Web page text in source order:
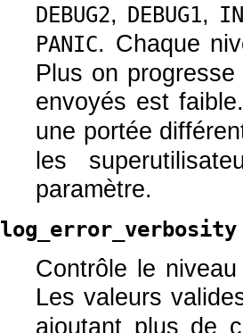
DEBUG2, DEBUG1,
PANIC. Chaque
Plus on
envoyés est
une portée
les
paramètre.
log_error_verbosity
Contrôle le
Les valeurs
ajoutant plus de